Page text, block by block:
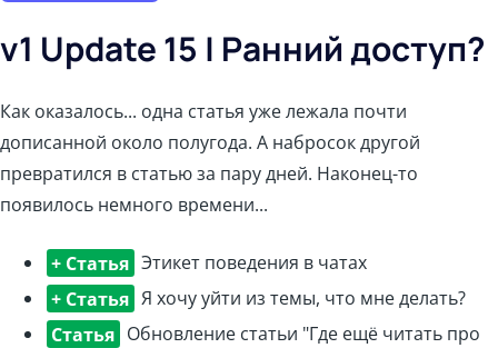
v1 Update 15 | Ранний доступ?
Как оказалось... одна статья уже лежала почти
дописанной около полугода. А набросок другой
превратился в статью за пару дней. Наконец-то
появилось немного времени...
+ Статья Этикет поведения в чатах
+ Статья Я хочу уйти из темы, что мне делать?
Статья Обновление статьи "Где ещё читать про